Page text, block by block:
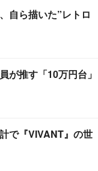
自ら描いた”レトロ
が推す「10万円台」
で『VIVANT』の世